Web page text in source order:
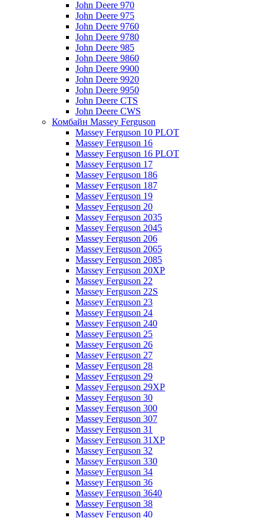
John Deere 970
John Deere 975
John Deere 9760
John Deere 9780
John Deere 985
John Deere 9860
John Deere 9900
John Deere 9920
John Deere 9950
John Deere CTS
John Deere CWS
Комбайн Massey Ferguson
Massey Ferguson 10 PLOT
Massey Ferguson 16
Massey Ferguson 16 PLOT
Massey Ferguson 17
Massey Ferguson 186
Massey Ferguson 187
Massey Ferguson 19
Massey Ferguson 20
Massey Ferguson 2035
Massey Ferguson 2045
Massey Ferguson 206
Massey Ferguson 2065
Massey Ferguson 2085
Massey Ferguson 20XP
Massey Ferguson 22
Massey Ferguson 22S
Massey Ferguson 23
Massey Ferguson 24
Massey Ferguson 240
Massey Ferguson 25
Massey Ferguson 26
Massey Ferguson 27
Massey Ferguson 28
Massey Ferguson 29
Massey Ferguson 29XP
Massey Ferguson 30
Massey Ferguson 300
Massey Ferguson 307
Massey Ferguson 31
Massey Ferguson 31XP
Massey Ferguson 32
Massey Ferguson 330
Massey Ferguson 34
Massey Ferguson 36
Massey Ferguson 3640
Massey Ferguson 38
Massey Ferguson 40